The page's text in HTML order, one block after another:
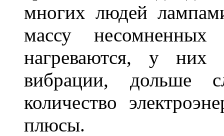
многих людей
массу
нагреваются, у них
вибрации, дольше
количество
плюсы.